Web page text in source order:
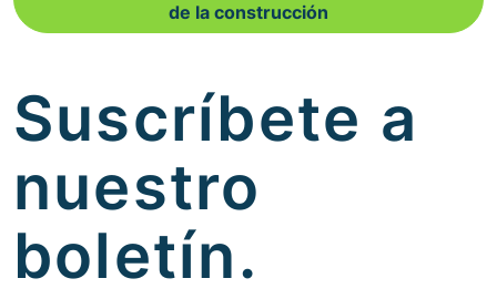
de la construcción
Suscríbete a
nuestro
boletín.